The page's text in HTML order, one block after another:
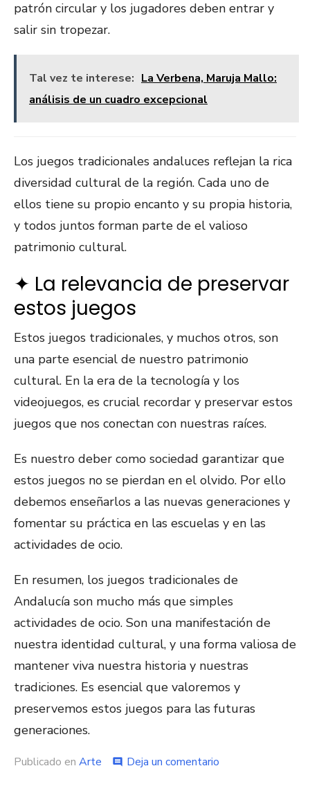
patrón circular y los jugadores deben entrar y
salir sin tropezar.
Tal vez te interese: La Verbena, Maruja Mallo:
análisis de un cuadro excepcional
Los juegos tradicionales andaluces reflejan la rica
diversidad cultural de la región. Cada uno de
ellos tiene su propio encanto y su propia historia,
y todos juntos forman parte de el valioso
patrimonio cultural.
✦ La relevancia de preservar
estos juegos
Estos juegos tradicionales, y muchos otros, son
una parte esencial de nuestro patrimonio
cultural. En la era de la tecnología y los
videojuegos, es crucial recordar y preservar estos
juegos que nos conectan con nuestras raíces.
Es nuestro deber como sociedad garantizar que
estos juegos no se pierdan en el olvido. Por ello
debemos enseñarlos a las nuevas generaciones y
fomentar su práctica en las escuelas y en las
actividades de ocio.
En resumen, los juegos tradicionales de
Andalucía son mucho más que simples
actividades de ocio. Son una manifestación de
nuestra identidad cultural, y una forma valiosa de
mantener viva nuestra historia y nuestras
tradiciones. Es esencial que valoremos y
preservemos estos juegos para las futuras
generaciones.
Publicado en Arte comment Deja un comentario